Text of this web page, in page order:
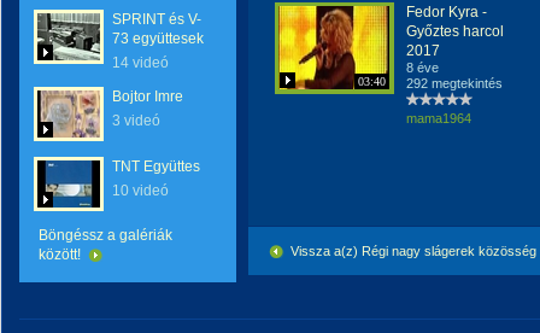
SPRINT és V-
73 együttesek
14 videó
Bojtor Imre
3 videó
TNT Együttes
10 videó
Böngéssz a galériák
között!
03:40
Fedor Kyra -
Győztes harcol
2017
8 éve
292 megtekintés
mama1964
Vissza a(z) Régi nagy slágerek